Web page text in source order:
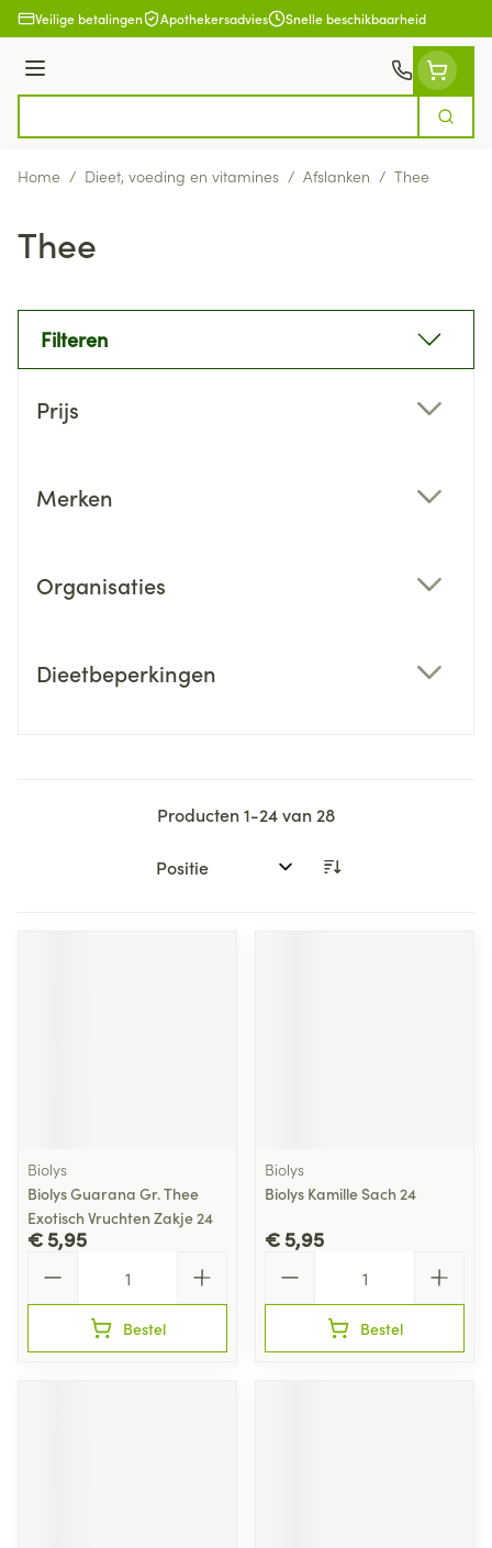
Ga naar de inhoud
Veilige betalingen Apothekersadvies Snelle beschikbaarheid
Menu
Zoek
Home / Dieet, voeding en vitamines / Afslanken / Thee
Thee
Filteren
Prijs
Merken
Organisaties
Dieetbeperkingen
Producten1-24van 28
Sorteer op:
Biolys
Biolys Guarana Gr. Thee
Exotisch Vruchten Zakje 24
€ 5,95
Bestel
Biolys
Biolys Kamille Sach 24
€ 5,95
Bestel